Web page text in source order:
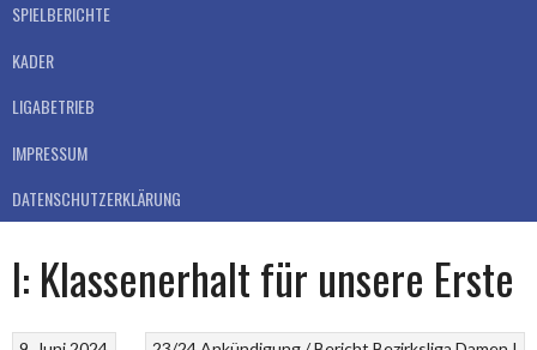
SPIELBERICHTE
KADER
LIGABETRIEB
IMPRESSUM
DATENSCHUTZERKLÄRUNG
I: Klassenerhalt für unsere Erste